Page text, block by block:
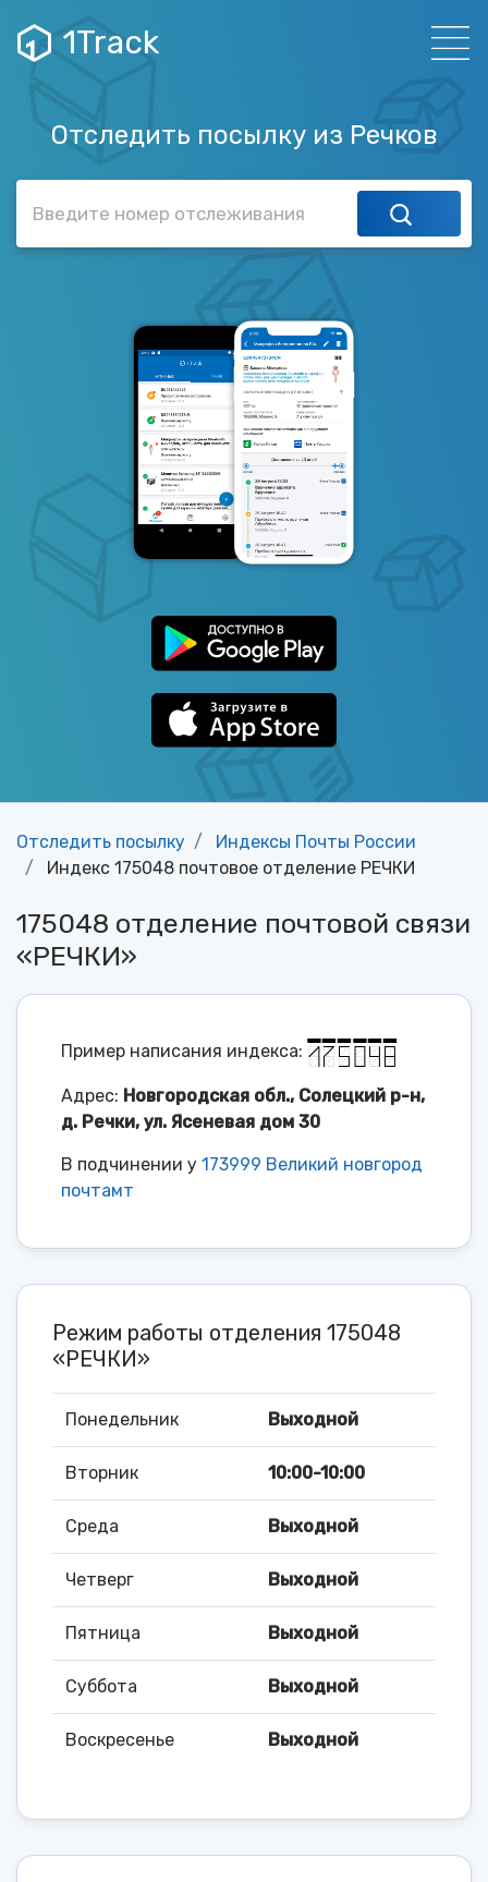
1Track
Отследить посылку из Речков
Отследить посылку
Индексы Почты России
Индекс 175048 почтовое отделение РЕЧКИ
175048 отделение почтовой связи
«РЕЧКИ»
Пример написания индекса:
Адрес: Новгородская обл., Солецкий р-н,
д. Речки, ул. Ясеневая дом 30
В подчинении у 173999 Великий новгород
почтамт
Режим работы отделения 175048
«РЕЧКИ»
Понедельник Выходной
Вторник 10:00-10:00
Среда Выходной
Четверг Выходной
Пятница Выходной
Суббота Выходной
Воскресенье Выходной